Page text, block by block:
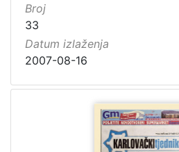
Broj
33
Datum izlaženja
2007-08-16